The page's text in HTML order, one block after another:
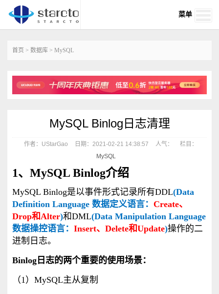
菜单
首页 > 数据库 > MySQL
MySQL Binlog日志清理
作者：UStarGao 日期：2021-02-21 14:38:57 人气：
栏目：
MySQL
1、MySQL Binlog介绍
MySQL Binlog是以事件形式记录所有DDL(Data
Definition Language 数据定义语言： Create、
Drop和Alter)和DML(Data Manipulation Language
数据操控语言： Insert、Delete和Update)操作的二
进制日志。
Binlog日志的两个重要的使用场景：
（1）MySQL主从复制